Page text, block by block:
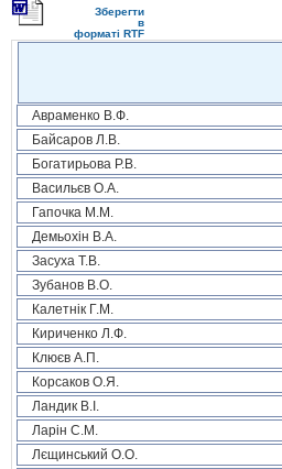
Зберегти
в
форматі RTF
Авраменко В.Ф.
Байсаров Л.В.
Богатирьова Р.В.
Васильєв О.А.
Гапочка М.М.
Демьохін В.А.
Засуха Т.В.
Зубанов В.О.
Калетнік Г.М.
Кириченко Л.Ф.
Клюєв А.П.
Корсаков О.Я.
Ландик В.І.
Ларін С.М.
Лєщинський О.О.